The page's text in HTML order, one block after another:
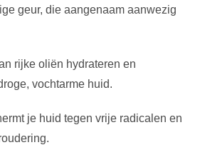
geur, die aangenaam aanwezig
rijke oliën hydrateren en
vochtarme huid.
je huid tegen vrije radicalen en